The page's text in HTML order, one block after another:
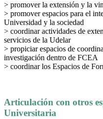
> promover la extensión y la
> promover espacios para el
Universidad y la sociedad
> coordinar actividades de
servicios de la Udelar
> propiciar espacios de
investigación dentro de FCEA
> coordinar los Espacios de
Articulación con otros
Universitaria